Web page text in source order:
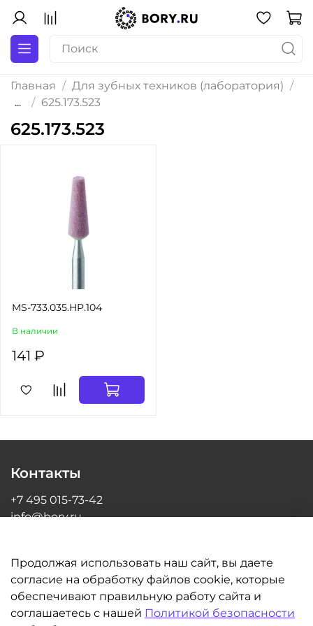
Главная
Для зубных техников (лаборатория)
...
625.173.523
625.173.523
MS-733.035.HP.104
В наличии
141 ₽
Информация
Контакты
+7 495 015-73-42
info@bory.ru
Продолжая использовать наш сайт, вы даете
согласие на обработку файлов cookie, которые
обеспечивают правильную работу сайта и
соглашаетесь с нашей Политикой безопасности